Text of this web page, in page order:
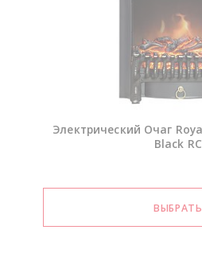
Электрический Очаг
Black RC